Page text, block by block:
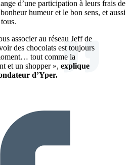
d’une participation à leurs frais de
humeur et le bon sens, et aussi
associer au réseau Jeff de
des chocolats est toujours
tout comme la
et un shopper », explique
d’Yper.